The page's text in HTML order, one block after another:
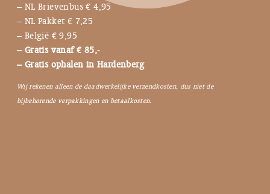
– NL Brievenbus € 4,95
– NL Pakket € 7,25
– België € 9,95
– Gratis vanaf € 85,-
– Gratis ophalen in Hardenberg
Wij rekenen alleen de daadwerkelijke verzendkosten, dus niet de
bijbehorende verpakkingen en betaalkosten.